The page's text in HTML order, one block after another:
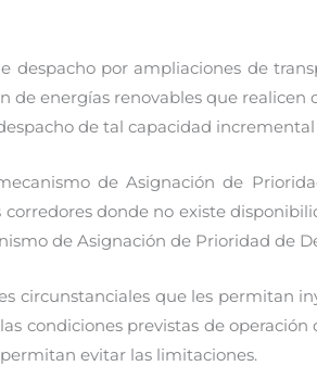
por ampliaciones de
de energías renovables que
de tal capacidad incremental
de Asignación de
donde no existe
de Asignación de Prioridad de
circunstanciales que les permitan
condiciones previstas de
evitar las limitaciones.